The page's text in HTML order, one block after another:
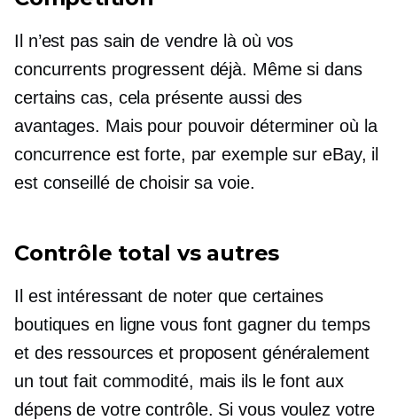
Il n’est pas sain de vendre là où vos
concurrents progressent déjà. Même si dans
certains cas, cela présente aussi des
avantages. Mais pour pouvoir déterminer où la
concurrence est forte, par exemple sur eBay, il
est conseillé de choisir sa voie.
Contrôle total vs autres
Il est intéressant de noter que certaines
boutiques en ligne vous font gagner du temps
et des ressources et proposent généralement
un tout faitcommodité, mais ils le font aux
dépens de votre contrôle. Si vous voulez votre